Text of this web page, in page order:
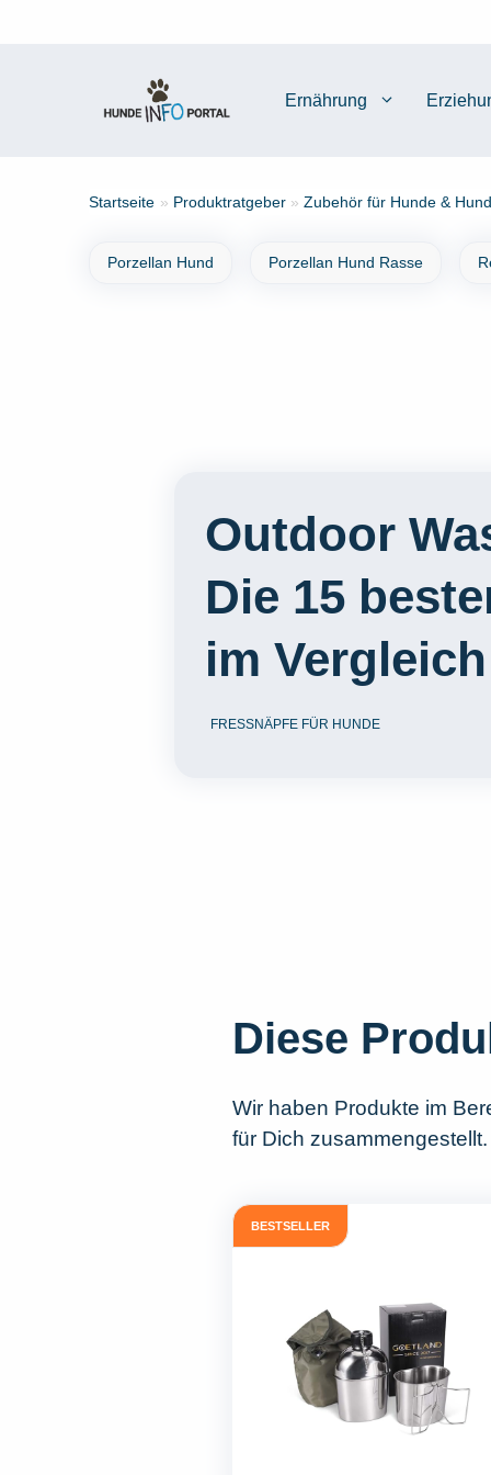
Ernährung
Startseite » Produktratgeber » Zubehör für Hunde &
Porzellan Hund Porzellan Hund Rasse
Outdoor
Die 15
im Vergleich
FRESSNÄPFE FÜR HUNDE
Diese
Wir haben Produkte im
für Dich
BESTSELLER